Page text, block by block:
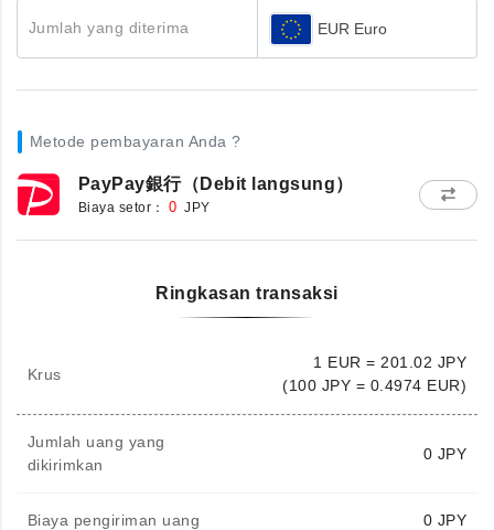
Jumlah yang diterima EUR Euro
Metode pembayaran Anda ?
PayPay銀行（Debit langsung）
Biaya setor： 0 JPY
Ringkasan transaksi
Krus
1 EUR = 201.02 JPY
(100 JPY = 0.4974 EUR)
Jumlah uang yang
dikirimkan
0 JPY
Biaya pengiriman uang 0 JPY